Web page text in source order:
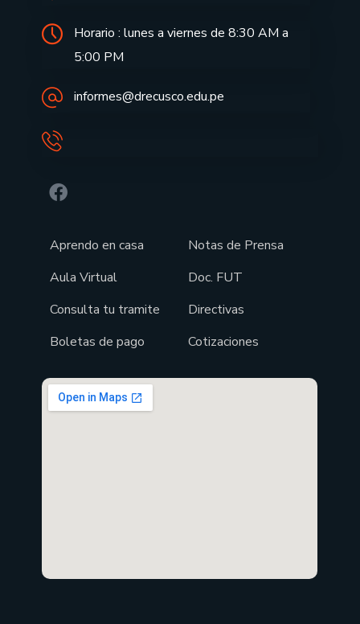
Horario : lunes a viernes de 8:30 AM a
5:00 PM
informes@drecusco.edu.pe
Aprendo en casa
Aula Virtual
Consulta tu tramite
Boletas de pago
Notas de Prensa
Doc. FUT
Directivas
Cotizaciones